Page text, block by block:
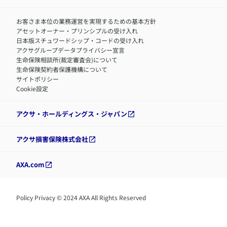
お客さま本位の業務運営を実現するための基本方針
アセットオーナー・プリンシプルの受け入れ
日本版スチュワードシップ・コードの受け入れ
アクサグループデータプライバシー宣言
生命保険相談所(裁定審査会)について
生命保険契約者保護機構について
サイトポリシー
Cookie設定
アクサ・ホールディングス・ジャパン
アクサ損害保険株式会社
AXA.com
Policy Privacy © 2024 AXA All Rights Reserved